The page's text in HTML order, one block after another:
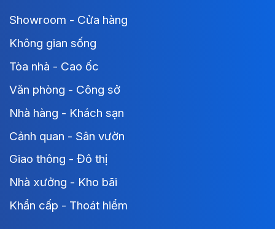
Showroom - Cửa hàng
Không gian sống
Tòa nhà - Cao ốc
Văn phòng - Công sở
Nhà hàng - Khách sạn
Cảnh quan - Sân vườn
Giao thông - Đô thị
Nhà xưởng - Kho bãi
Khẩn cấp - Thoát hiểm